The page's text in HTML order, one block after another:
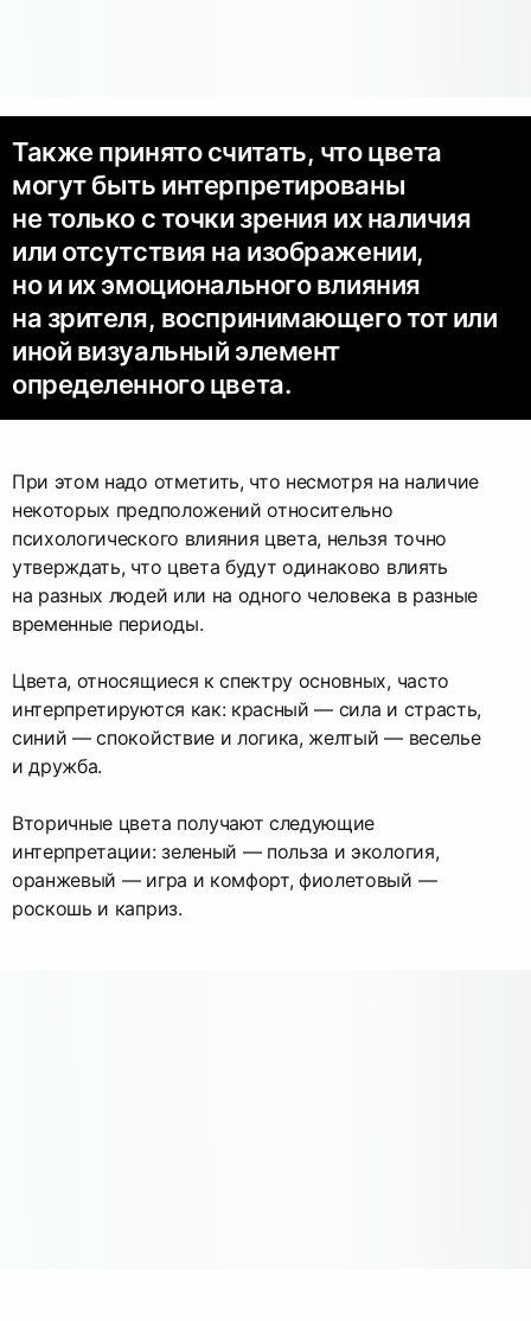
Также принято считать, что цвета
могут быть интерпретированы
не только с точки зрения их наличия
или отсутствия на изображении,
но и их эмоционального влияния
на зрителя, воспринимающего тот или
иной визуальный элемент
определенного цвета.
При этом надо отметить, что несмотря на наличие
некоторых предположений относительно
психологического влияния цвета, нельзя точно
утверждать, что цвета будут одинаково влиять
на разных людей или на одного человека в разные
временные периоды.
Цвета, относящиеся к спектру основных, часто
интерпретируются как: красный — сила и страсть,
синий — спокойствие и логика, желтый — веселье
и дружба.
Вторичные цвета получают следующие
интерпретации: зеленый — польза и экология,
оранжевый — игра и комфорт, фиолетовый —
роскошь и каприз.